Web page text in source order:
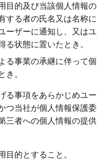
目的及び当該個人情報の
する者の氏名又は名称に
ーザーに通知し、又はユ
る状態に置いたとき。
る事業の承継に伴って個
き。
る事項をあらかじめユー
つ当社が個人情報保護委
三者への個人情報の提供
目的とすること。